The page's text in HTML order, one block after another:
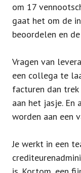
om 17
gaat het om de
beoordelen en
Vragen van
een collega te
facturen dan
aan het jasje.
worden aan een
Je werkt in een